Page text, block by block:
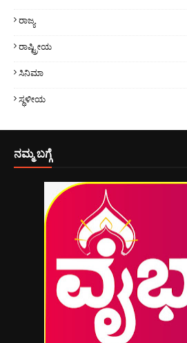
ರಾಜ್ಯ
ರಾಷ್ಟ್ರೀಯ
ಸಿನಿಮಾ
ಸ್ಥಳೀಯ
ನಮ್ಮ ಬಗ್ಗೆ